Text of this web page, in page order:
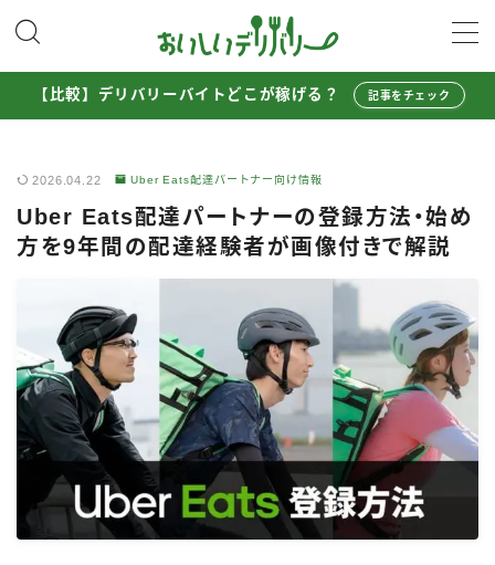
MENU
Uber Eats配達員ガイド
出前館配達員ガイド
ロケットナウ配達員ガイド
配達員272人アンケート調査
収入シミュレーター
配達員の体験談・口コミ
お得に注文する
Uber Eatsの注文ガイド
【比較】デリバリーバイトどこが稼げる？ 記事をチェック
2026.04.22 Uber Eats配達パートナー向け情報
Uber Eats配達パートナーの登録方法・始め
方を9年間の配達経験者が画像付きで解説